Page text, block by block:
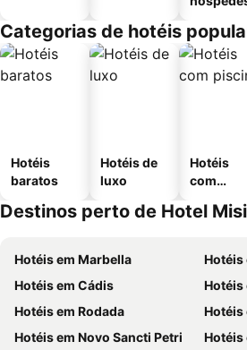
Categorias de hotéis
Hotéis
baratos
Hotéis de
luxo
Hotéis
com
Destinos perto de Hotel
Hotéis em Marbella
Hotéis
Hotéis em Cádis
Hotéis
Hotéis em Rodada
Hotéis
Hotéis em Novo Sancti Petri
Hotéis